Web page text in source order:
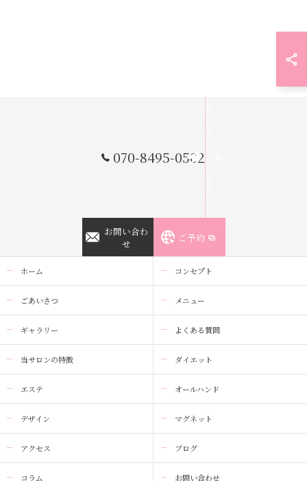
070-8495-0502
ホ
ペ
パ
ー
ビ
ー
テ
ー
お問い合わ
せ
ご予約
ホーム コンセプト
ごあいさつ メニュー
ギャラリー よくある質問
当サロンの特徴 ダイエット
エステ オールハンド
デザイン マグネット
アクセス ブログ
コラム お問い合わせ